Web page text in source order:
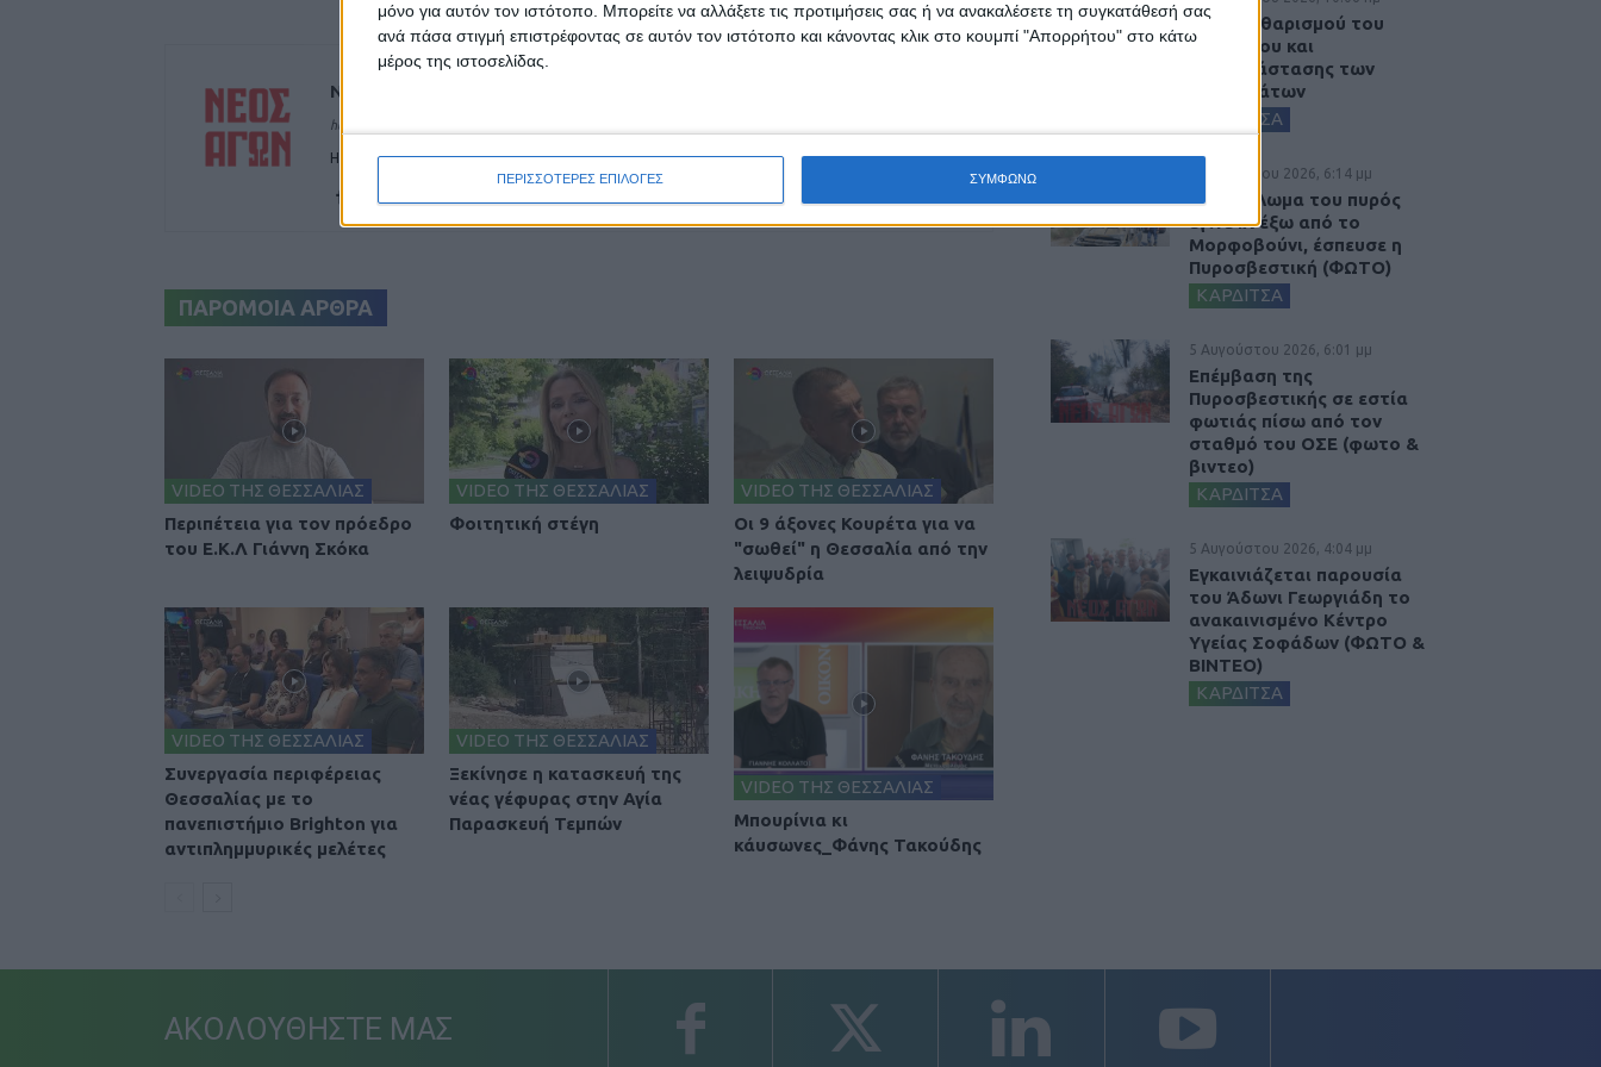
μόνο για αυτόν τον ιστότοπο. Μπορείτε να αλλάξετε τις προτιμήσεις σας ή να ανακαλέσετε τη συγκατάθεσή σας
ανά πάσα στιγμή επιστρέφοντας σε αυτόν τον ιστότοπο και κάνοντας κλικ στο κουμπί "Απορρήτου" στο κάτω
μέρος της ιστοσελίδας.
ΠΕΡΙΣΣΟΤΕΡΕΣ ΕΠΙΛΟΓΕΣ ΣΥΜΦΩΝΩ
ΝΕΟΣ ΑΓΩΝ
https://neosagon.gr
Η Αρχαιότερη Καθημερινή Πρωινή Εφημερίδα της Καρδίτσας
ΠΑΡΟΜΟΙΑ ΑΡΘΡΑ
VIDEO ΤΗΣ ΘΕΣΣΑΛΙΑΣ
Περιπέτεια για τον πρόεδρο
του Ε.Κ.Λ Γιάννη Σκόκα
VIDEO ΤΗΣ ΘΕΣΣΑΛΙΑΣ
Φοιτητική στέγη
VIDEO ΤΗΣ ΘΕΣΣΑΛΙΑΣ
Οι 9 άξονες Κουρέτα για να
"σωθεί" η Θεσσαλία από την
λειψυδρία
VIDEO ΤΗΣ ΘΕΣΣΑΛΙΑΣ
Συνεργασία περιφέρειας
Θεσσαλίας με το
πανεπιστήμιο Brighton για
αντιπλημμυρικές μελέτες
VIDEO ΤΗΣ ΘΕΣΣΑΛΙΑΣ
Ξεκίνησε η κατασκευή της
νέας γέφυρας στην Αγία
Παρασκευή Τεμπών
VIDEO ΤΗΣ ΘΕΣΣΑΛΙΑΣ
Μπουρίνια κι
κάυσωνες_Φάνης Τακούδης
Έργο καθαρισμού του
Ρογόζινου και
αποκατάστασης των
αναχωμάτων
ΚΑΡΔΙΤΣΑ
5 Αυγούστου 2026, 6:14 μμ
Παρανάλωμα του πυρός
έγινε ΙΧ έξω από το
Μορφοβούνι, έσπευσε η
Πυροσβεστική (ΦΩΤΟ)
ΚΑΡΔΙΤΣΑ
5 Αυγούστου 2026, 6:01 μμ
Επέμβαση της
Πυροσβεστικής σε εστία
φωτιάς πίσω από τον
σταθμό του ΟΣΕ (φωτο &
βιντεο)
ΚΑΡΔΙΤΣΑ
5 Αυγούστου 2026, 4:04 μμ
Εγκαινιάζεται παρουσία
του Άδωνι Γεωργιάδη το
ανακαινισμένο Κέντρο
Υγείας Σοφάδων (ΦΩΤΟ &
ΒΙΝΤΕΟ)
ΚΑΡΔΙΤΣΑ
ΑΚΟΛΟΥΘΗΣΤΕ ΜΑΣ